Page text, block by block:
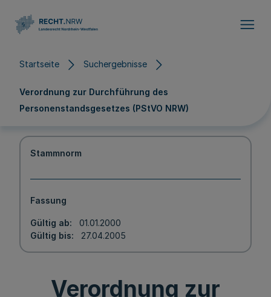
Startseite Suchergebnisse
Verordnung zur Durchführung des
Personenstandsgesetzes (PStVO NRW)
Stammnorm
Fassung
Gültig ab
01.01.2000
Gültig bis
27.04.2005
Verordnung zur